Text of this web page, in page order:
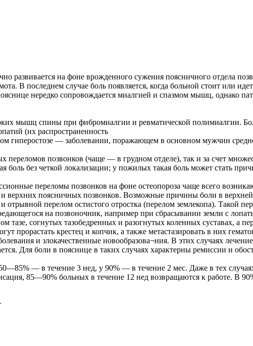
развивается на фоне врожденного сужения поясничного отдела
В последнем случае боль появляется, когда больной стоит или
нередко сопровождается миалгией и спазмом мышц, однако
мышц спины при фибромиалгии и ревматической полимиалгии.
(их распространенность
гиперостозе — заболевании, поражающем в основном мужчин
переломов позвонков (чаще — в грудном отделе), так и за счет
боль без четкой локализации; у пожилых такая боль может стать
переломы позвонков на фоне остеопороза чаще всего
и верхних поясничных позвонков. Возможные причины боли в
отрывной перелом остистого отростка (перелом землекопа). Такой
на позвоночник, например при сбрасывании земли с
тазе, согнутых тазобедренных и разогнутых коленных суставах, а
прорастать крестец и копчик, а также метастазировать в них
и злокачественные новообразова¬ния. В этих случаях
Для боли в пояснице в таких случаях характерны ремиссии и
— в течение 3 нед, у 90% — в течение 2 мес. Даже в тех
85—90% больных в течение 12 нед возвращаются к работе. В